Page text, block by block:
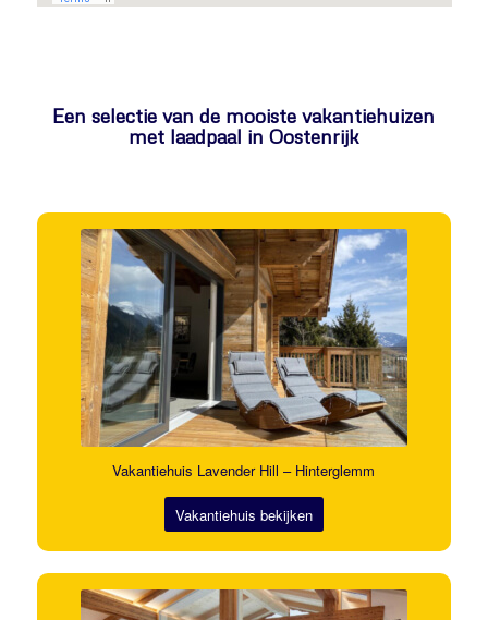
Een selectie van de mooiste vakantiehuizen
met laadpaal in Oostenrijk
Vakantiehuis Lavender Hill – Hinterglemm
Vakantiehuis bekijken